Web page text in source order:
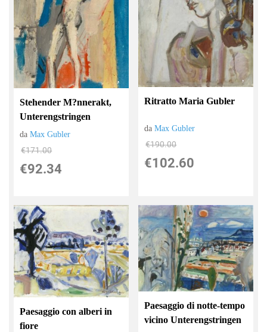
Stehender M?nnerakt,
Unterengstringen
daMax Gubler
€171.00
€92.34
Ritratto Maria Gubler
daMax Gubler
€190.00
€102.60
Paesaggio con alberi in
fiore
Paesaggio di notte-tempo
vicino Unterengstringen